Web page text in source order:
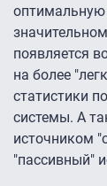
оптимальную
появляется
на более
статистики
системы. А
источником
"пассивный"